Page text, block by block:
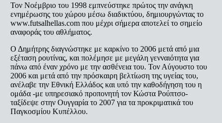
Τον Νοέμβριο του 1998 εμπνεύστηκε πρώτος την ανάγκη
ενημέρωσης του χώρου μέσω διαδικτύου, δημιουργώντας το
www.futsalhellas.com που μέχρι σήμερα αποτελεί το σημείο
αναφοράς του αθλήματος.
Ο Δημήτρης διαγνώστηκε με καρκίνο το 2006 μετά από μια
εξέταση ρουτίνας, και πολέμησε με μεγάλη γενναιότητα για
πάνω από έναν χρόνο με την ασθένεια του. Τον Αύγουστο του
2006 και μετά από την πρόσκαιρη βελτίωση της υγείας του,
ανέλαβε την Εθνική Ελλάδος και υπό την καθοδήγηση του η
ομάδα -με υπηρεσιακό προπονητή τον Κώστα Ρούπτσο-
ταξίδεψε στην Ουγγαρία το 2007 για τα προκριματικά του
Παγκοσμίου Κυπέλλου.